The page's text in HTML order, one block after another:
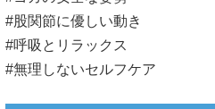
#股関節に優しい動き
#呼吸とリラックス
#無理しないセルフケア